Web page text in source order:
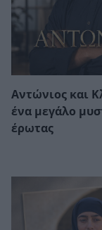
Αντώνιος και
ένα μεγάλο
έρωτας